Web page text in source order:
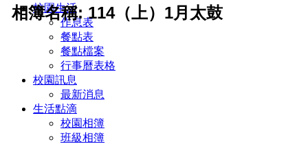
校園生活
作息表
餐點表
餐點檔案
行事曆表格
校園訊息
最新消息
生活點滴
校園相簿
班級相簿
相簿名稱: 114（上）1月太鼓